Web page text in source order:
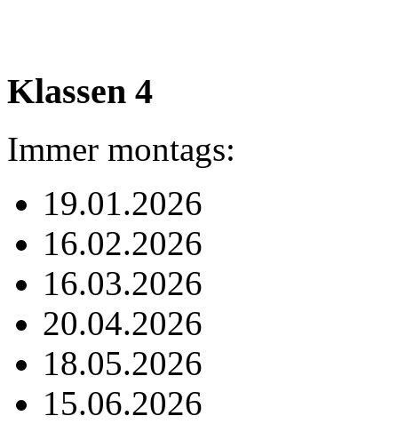
Klassen 4
Immer montags:
19.01.2026
16.02.2026
16.03.2026
20.04.2026
18.05.2026
15.06.2026